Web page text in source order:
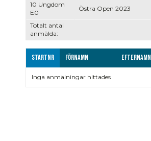
Totalt antal
anmälda:
10 Ungdom
E0
Östra Open 2023
Startnr Förnamn Efternamn
Inga anmälningar hittades